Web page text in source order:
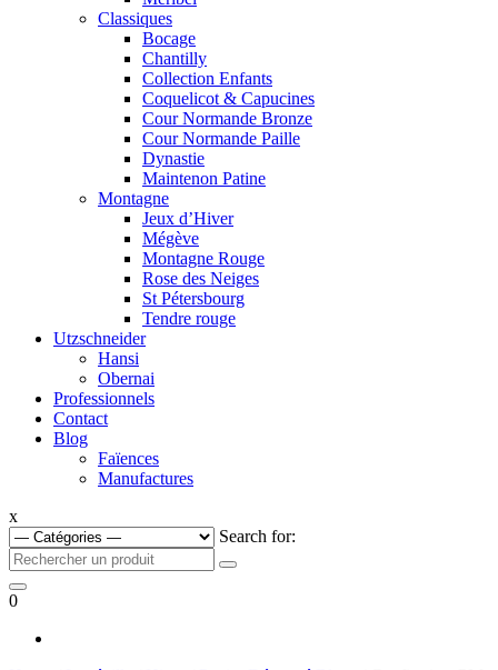
Classiques
Bocage
Chantilly
Collection Enfants
Coquelicot & Capucines
Cour Normande Bronze
Cour Normande Paille
Dynastie
Maintenon Patine
Montagne
Jeux d’Hiver
Mégève
Montagne Rouge
Rose des Neiges
St Pétersbourg
Tendre rouge
Utzschneider
Hansi
Obernai
Professionnels
Contact
Blog
Faïences
Manufactures
x
Search for:
0